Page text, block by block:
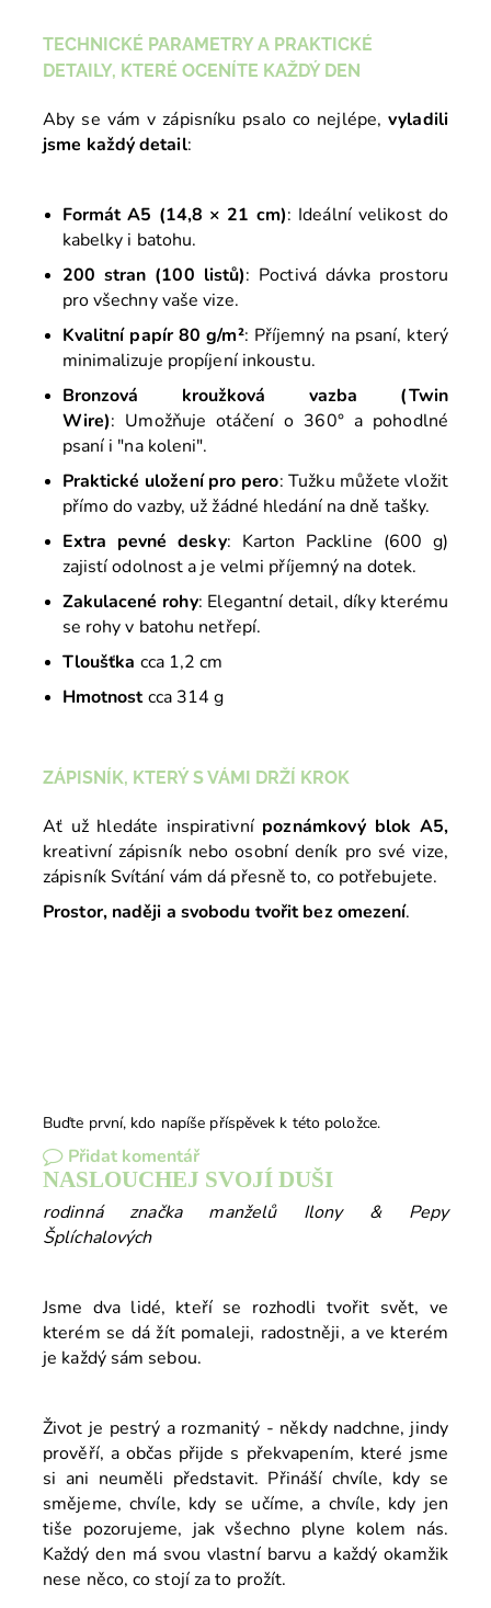
TECHNICKÉ PARAMETRY A PRAKTICKÉ
DETAILY, KTERÉ OCENÍTE KAŽDÝ DEN
Aby se vám v zápisníku psalo co nejlépe,vyladili
jsme každý detail:
Formát A5 (14,8 × 21 cm): Ideální velikost do
kabelky i batohu.
200 stran (100 listů): Poctivá dávka prostoru
pro všechny vaše vize.
Kvalitní papír 80 g/m²: Příjemný na psaní, který
minimalizuje propíjení inkoustu.
Bronzová kroužková vazba (Twin
Wire): Umožňuje otáčení o 360° a pohodlné
psaní i "na koleni".
Praktické uložení pro pero: Tužku můžete vložit
přímo do vazby, už žádné hledání na dně tašky.
Extra pevné desky: Karton Packline (600 g)
zajistí odolnost a je velmi příjemný na dotek.
Zakulacené rohy: Elegantní detail, díky kterému
se rohy v batohu netřepí.
Tloušťka cca 1,2 cm
Hmotnostcca 314 g
ZÁPISNÍK, KTERÝ S VÁMI DRŽÍ KROK
Ať už hledáte inspirativní poznámkový blok A5,
kreativní zápisník nebo osobní deník pro své vize,
zápisník Svítání vám dá přesně to, co potřebujete.
Prostor, naději a svobodu tvořit bez omezení.
Buďte první, kdo napíše příspěvek k této položce.
Přidat komentář
NASLOUCHEJ SVOJÍ DUŠI
rodinná značka manželů Ilony & Pepy
Šplíchalových
Jsme dva lidé, kteří se rozhodli tvořit svět, ve
kterém se dá žít pomaleji, radostněji, a ve kterém
je každý sám sebou.
Život je pestrý a rozmanitý - někdy nadchne, jindy
prověří, a občas přijde s překvapením, které jsme
si ani neuměli představit. Přináší chvíle, kdy se
smějeme, chvíle, kdy se učíme, a chvíle, kdy jen
tiše pozorujeme, jak všechno plyne kolem nás.
Každý den má svou vlastní barvu a každý okamžik
nese něco, co stojí za to prožít.